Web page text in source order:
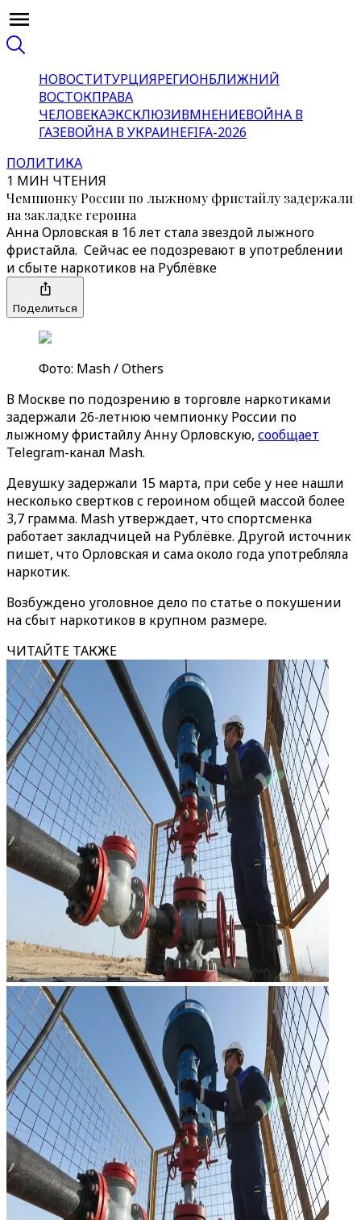
НОВОСТИТУРЦИЯРЕГИОНБЛИЖНИЙ
ВОСТОКПРАВА
ЧЕЛОВЕКАЭКСКЛЮЗИВМНЕНИЕВОЙНА В
ГАЗЕВОЙНА В УКРАИНЕFIFA-2026
ПОЛИТИКА
1 МИН ЧТЕНИЯ
Чемпионку России по лыжному фристайлу задержали
на закладке героина
Анна Орловская в 16 лет стала звездой лыжного
фристайла. Сейчас ее подозревают в употреблении
и сбыте наркотиков на Рублёвке
Поделиться
Фото: Mash / Others
В Москве по подозрению в торговле наркотиками
задержали 26-летнюю чемпионку России по
лыжному фристайлу Анну Орловскую, сообщает
Telegram-канал Mash.
Девушку задержали 15 марта, при себе у нее нашли
несколько свертков с героином общей массой более
3,7 грамма. Mash утверждает, что спортсменка
работает закладчицей на Рублёвке. Другой источник
пишет, что Орловская и сама около года употребляла
наркотик.
Возбуждено уголовное дело по статье о покушении
на сбыт наркотиков в крупном размере.
ЧИТАЙТЕ ТАКЖЕ